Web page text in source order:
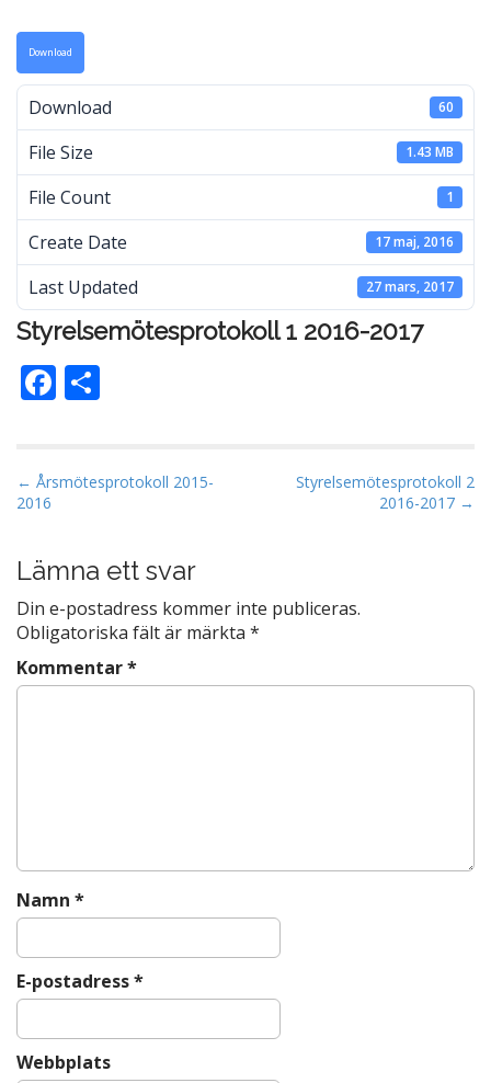
Download
Download 60
File Size 1.43 MB
File Count 1
Create Date 17 maj, 2016
Last Updated 27 mars, 2017
Styrelsemötesprotokoll 1 2016-2017
F
b
o
k
P
o
t
n
a
v
i
← Årsmötesprotokoll 2015-
2016
Styrelsemötesprotokoll 2
2016-2017 →
Lämna ett svar
Din e-postadress kommer inte publiceras.
Obligatoriska fält är märkta *
Kommentar*
Namn *
E-postadress*
Webbplats